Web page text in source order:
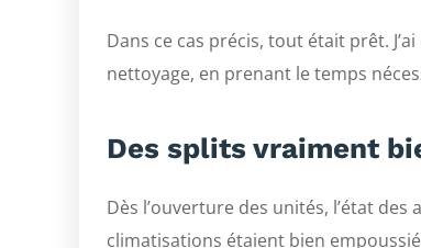
Dans ce cas précis, tout était prêt.
nettoyage, en prenant le temps
Des splits vraiment
Dès l’ouverture des unités, l’état
climatisations étaient bien